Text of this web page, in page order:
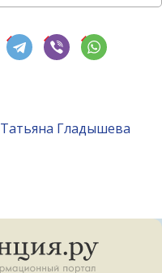
Татьяна Гладышева